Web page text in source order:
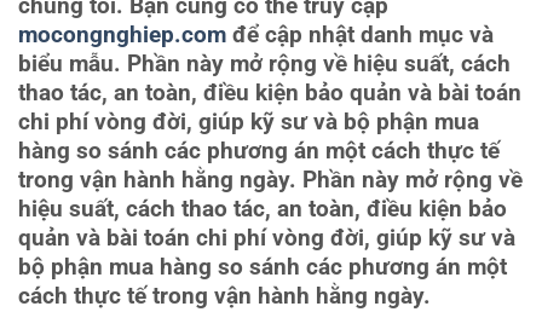
mocongnghiep.com để cập nhật danh mục và
biểu mẫu. Phần này mở rộng về hiệu suất, cách
thao tác, an toàn, điều kiện bảo quản và bài toán
chi phí vòng đời, giúp kỹ sư và bộ phận mua
hàng so sánh các phương án một cách thực tế
trong vận hành hằng ngày. Phần này mở rộng về
hiệu suất, cách thao tác, an toàn, điều kiện bảo
quản và bài toán chi phí vòng đời, giúp kỹ sư và
bộ phận mua hàng so sánh các phương án một
cách thực tế trong vận hành hằng ngày.